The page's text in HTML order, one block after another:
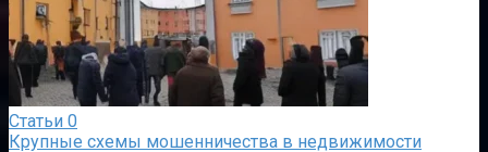
Статьи 0
Крупные схемы мошенничества в недвижимости